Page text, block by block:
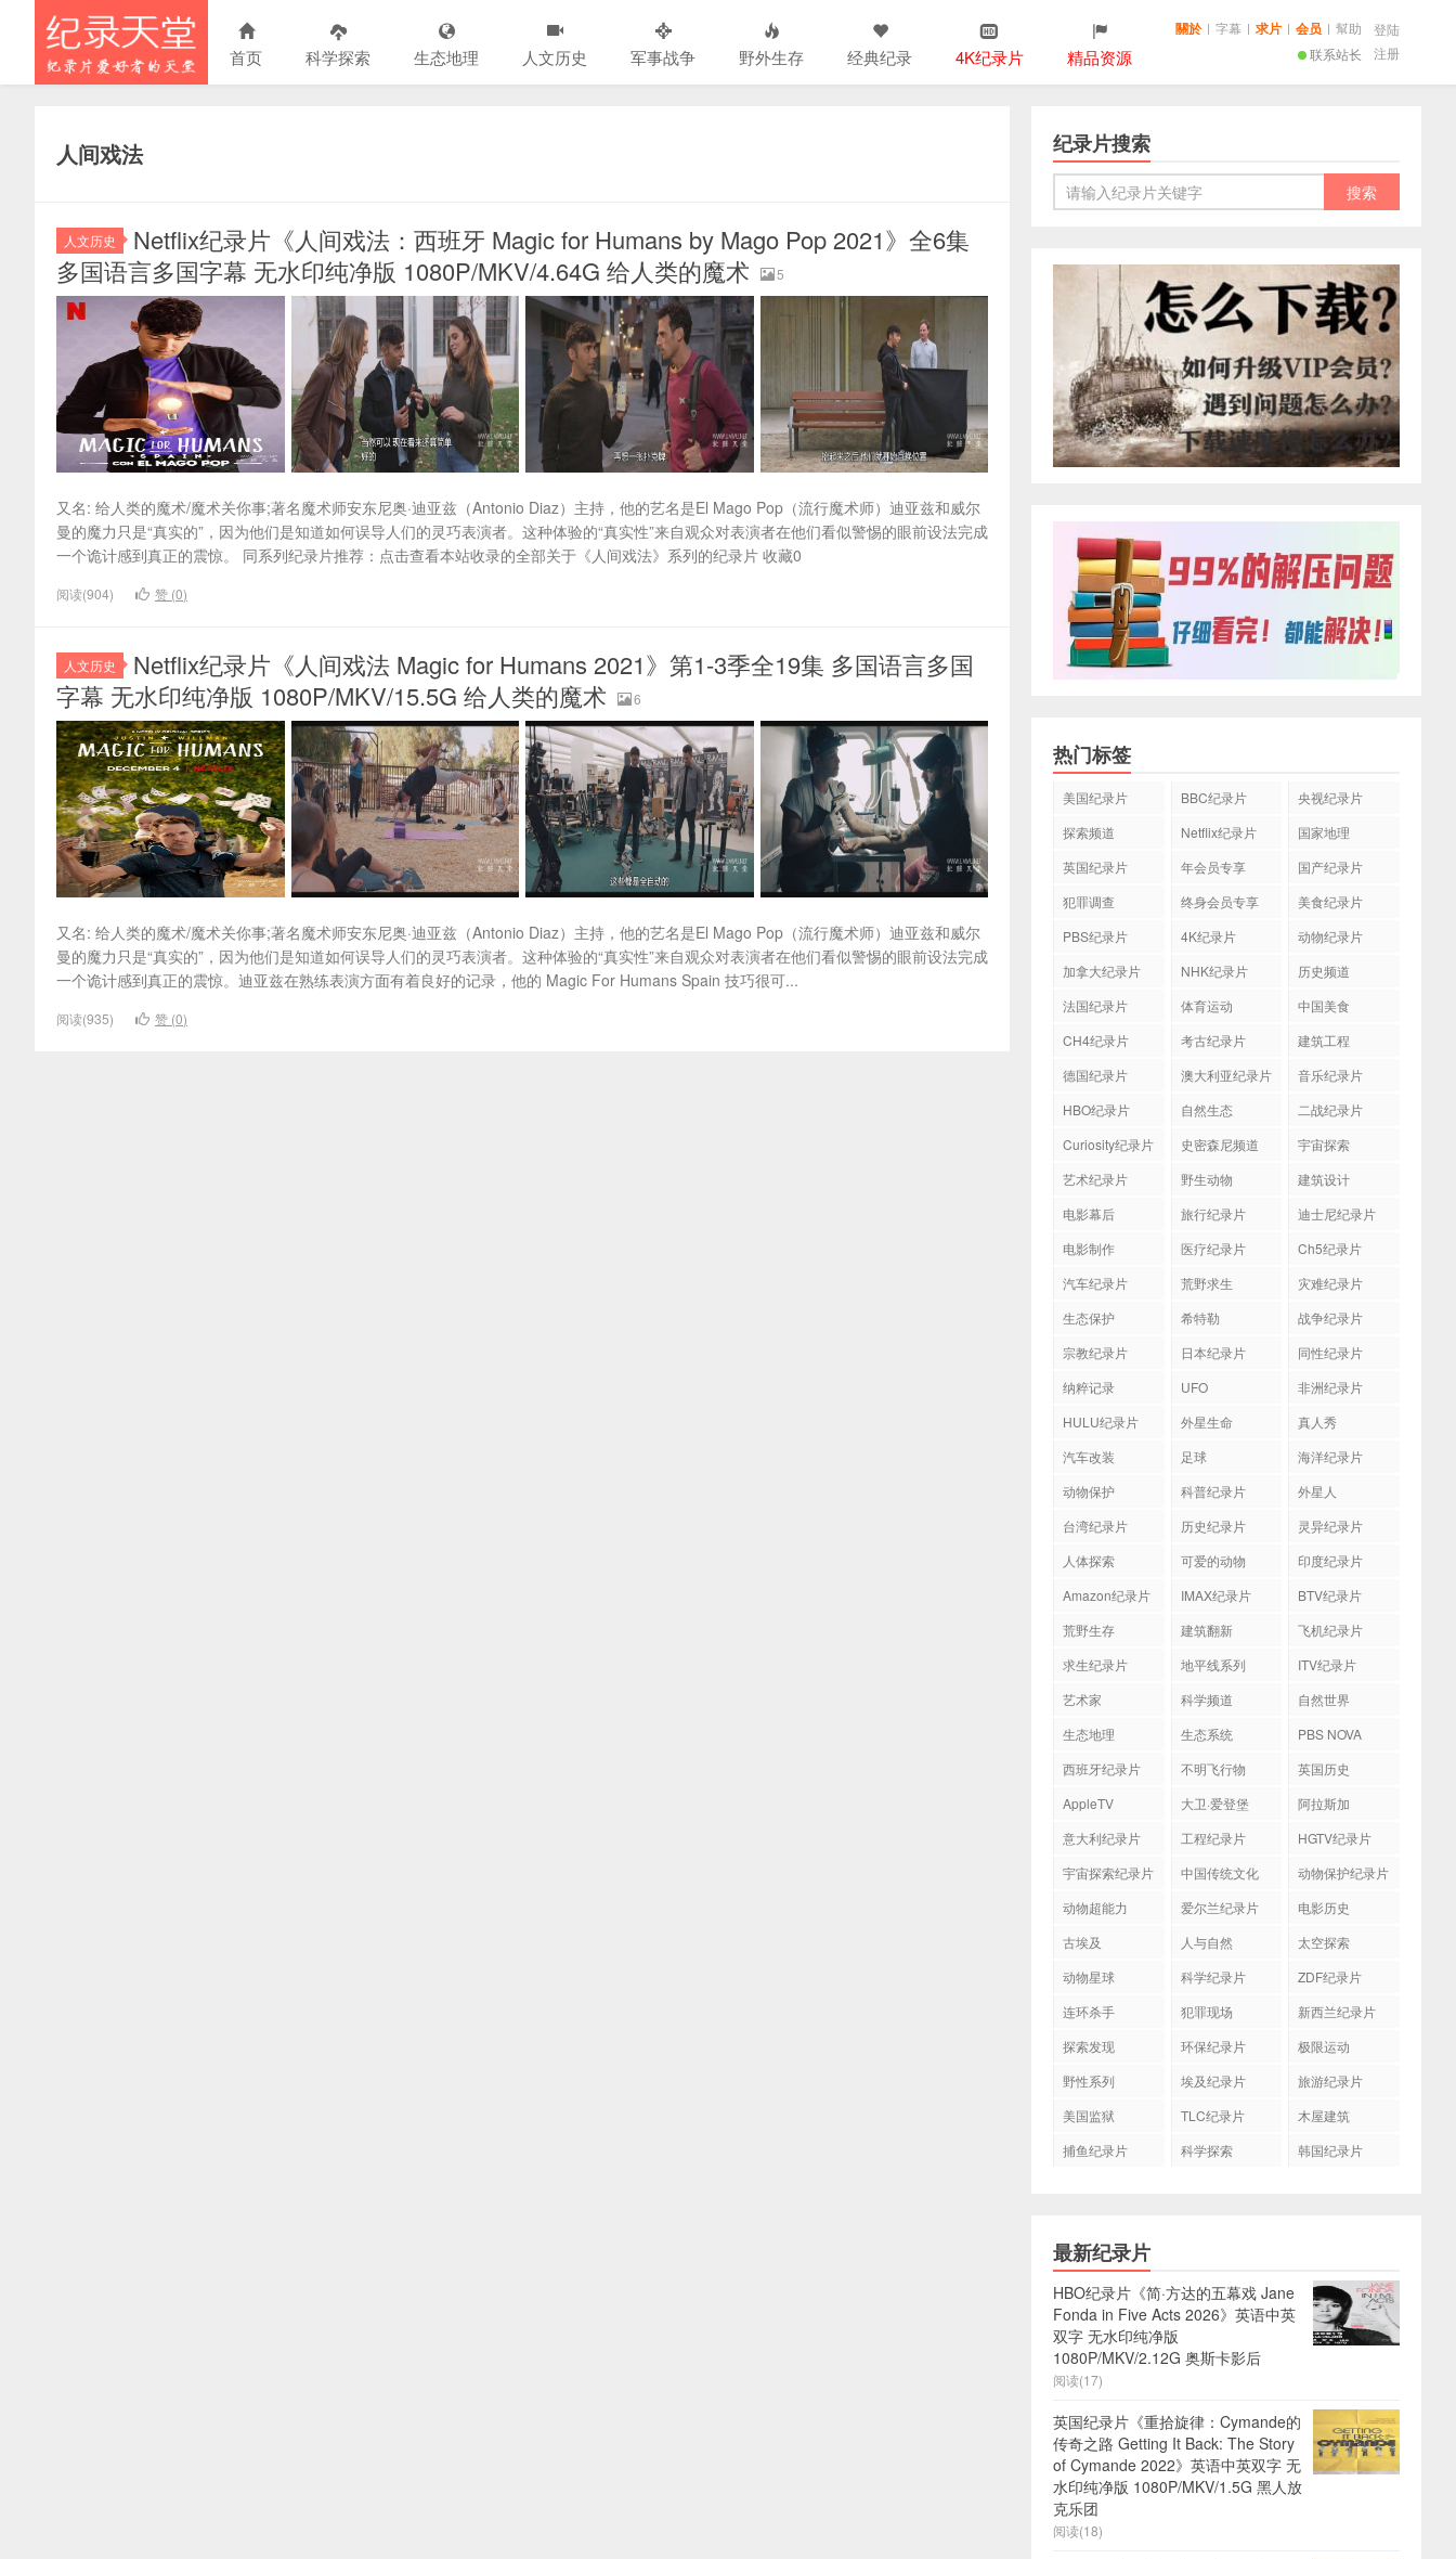
首页 科学探索 生态地理 人文历史 军事战争 野外生存 经典纪录 4K纪录片 精品资源 联系站长
關於 | 字幕 | 求片 | 会员 | 幫助
登陆
注册
人间戏法
人文历史
Netflix纪录片《人间戏法：西班牙 Magic for Humans by Mago Pop 2021》全6集
多国语言多国字幕 无水印纯净版 1080P/MKV/4.64G 给人类的魔术
5
又名: 给人类的魔术/魔术关你事;著名魔术师安东尼奥·迪亚兹（Antonio Diaz）主持，他的艺名是El Mago Pop（流行魔术师）迪亚兹和威尔
曼的魔力只是“真实的”，因为他们是知道如何误导人们的灵巧表演者。这种体验的“真实性”来自观众对表演者在他们看似警惕的眼前设法完成
一个诡计感到真正的震惊。 同系列纪录片推荐：点击查看本站收录的全部关于《人间戏法》系列的纪录片 收藏0
阅读(904) 赞 (0)
人文历史
Netflix纪录片《人间戏法 Magic for Humans 2021》第1-3季全19集 多国语言多国
字幕 无水印纯净版 1080P/MKV/15.5G 给人类的魔术
6
又名: 给人类的魔术/魔术关你事;著名魔术师安东尼奥·迪亚兹（Antonio Diaz）主持，他的艺名是El Mago Pop（流行魔术师）迪亚兹和威尔
曼的魔力只是“真实的”，因为他们是知道如何误导人们的灵巧表演者。这种体验的“真实性”来自观众对表演者在他们看似警惕的眼前设法完成
一个诡计感到真正的震惊。迪亚兹在熟练表演方面有着良好的记录，他的 Magic For Humans Spain 技巧很可...
阅读(935) 赞 (0)
纪录片搜索
热门标签
美国纪录片 BBC纪录片
央视纪录片
探索频道
Netflix纪录片
国家地理
英国纪录片
年会员专享
国产纪录片
犯罪调查
终身会员专享
美食纪录片
PBS纪录片
4K纪录片
动物纪录片
加拿大纪录片
NHK纪录片
历史频道
法国纪录片
体育运动
中国美食
CH4纪录片
考古纪录片
建筑工程
德国纪录片
澳大利亚纪录片
音乐纪录片
HBO纪录片
自然生态
二战纪录片
Curiosity纪录片
史密森尼频道
宇宙探索
艺术纪录片
野生动物
建筑设计
电影幕后
旅行纪录片
迪士尼纪录片
电影制作
医疗纪录片
Ch5纪录片
汽车纪录片
荒野求生
灾难纪录片
生态保护
希特勒
战争纪录片
宗教纪录片
日本纪录片
同性纪录片
纳粹记录
UFO
非洲纪录片
HULU纪录片
外星生命
真人秀
汽车改装
足球
海洋纪录片
动物保护
科普纪录片
外星人
台湾纪录片
历史纪录片
灵异纪录片
人体探索
可爱的动物
印度纪录片
Amazon纪录片
IMAX纪录片
BTV纪录片
荒野生存
建筑翻新
飞机纪录片
求生纪录片
地平线系列
ITV纪录片
艺术家
科学频道
自然世界
生态地理
生态系统
PBS NOVA
西班牙纪录片
不明飞行物
英国历史
AppleTV
大卫·爱登堡
阿拉斯加
意大利纪录片
工程纪录片
HGTV纪录片
宇宙探索纪录片
中国传统文化
动物保护纪录片
动物超能力
爱尔兰纪录片
电影历史
古埃及
人与自然
太空探索
动物星球
科学纪录片
ZDF纪录片
连环杀手
犯罪现场
新西兰纪录片
探索发现
环保纪录片
极限运动
野性系列
埃及纪录片
旅游纪录片
美国监狱
TLC纪录片
木屋建筑
捕鱼纪录片
科学探索 韩国纪录片
最新纪录片
HBO纪录片《简·方达的五幕戏 Jane
Fonda in Five Acts 2026》英语中英
双字 无水印纯净版
1080P/MKV/2.12G 奥斯卡影后
阅读(17)
英国纪录片《重拾旋律：Cymande的
传奇之路 Getting It Back: The Story
of Cymande 2022》英语中英双字 无
水印纯净版 1080P/MKV/1.5G 黑人放
克乐团
阅读(18)